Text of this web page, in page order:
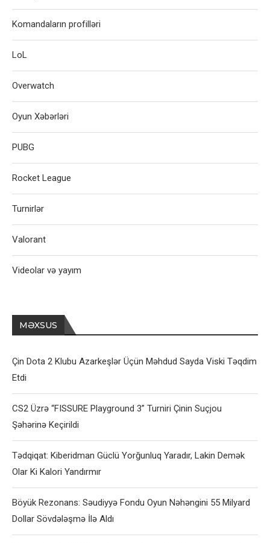
Komandaların profilləri
LoL
Overwatch
Oyun Xəbərləri
PUBG
Rocket League
Turnirlər
Valorant
Videolar və yayım
MƏXSUS
Çin Dota 2 Klubu Azarkeşlər Üçün Məhdud Sayda Viski Təqdim
Etdi
CS2 Üzrə “FISSURE Playground 3” Turniri Çinin Suçjou
Şəhərinə Keçirildi
Tədqiqat: Kiberidman Güclü Yorğunluq Yaradır, Lakin Demək
Olar Ki Kalori Yandırmır
Böyük Rezonans: Səudiyyə Fondu Oyun Nəhəngini 55 Milyard
Dollar Sövdələşmə İlə Aldı